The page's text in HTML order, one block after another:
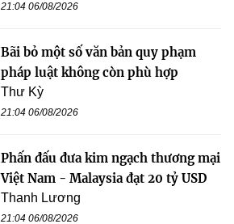
21:04 06/08/2026
Bãi bỏ một số văn bản quy phạm
pháp luật không còn phù hợp
Thư Kỳ
21:04 06/08/2026
Phấn đấu đưa kim ngạch thương mại
Việt Nam - Malaysia đạt 20 tỷ USD
Thanh Lương
21:04 06/08/2026